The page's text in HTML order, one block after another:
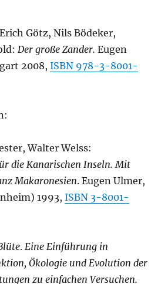
Götz, Nils Bödeker,
Der große Zander. Eugen
2008,ISBN 978-3-8001-
Walter Welss:
die Kanarischen Inseln. Mit
Makaronesien. Eugen Ulmer,
1993,ISBN 3-8001-
. Eine Einführung in
Ökologie und Evolution der
zu einfachen Versuchen.